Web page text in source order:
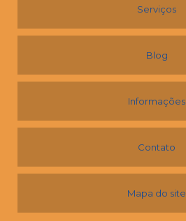
Serviços
Blog
Informações
Contato
Mapa do site